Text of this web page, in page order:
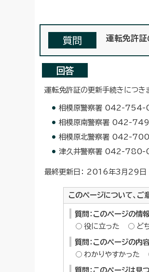
質問 運転免許証
回答
運転免許証の更新手続きにつき
相模原警察署 042-754-
相模原南警察署 042-
相模原北警察署 042-
津久井警察署 042-780-
最終更新日： 2016年3月29日
このページについて、ご
質問：このページの情
役に立った
ど
質問：このページの内
わかりやすかった
質問：このページは見